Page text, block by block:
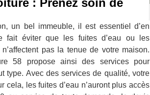
: Prenez soin de
un bel immeuble, il est essentiel d’en
fait éviter que les fuites d’eau ou les
pas la tenue de votre maison.
58 propose ainsi des services pour
type. Avec des services de qualité, votre
cela, les fuites d’eau n’auront plus accès